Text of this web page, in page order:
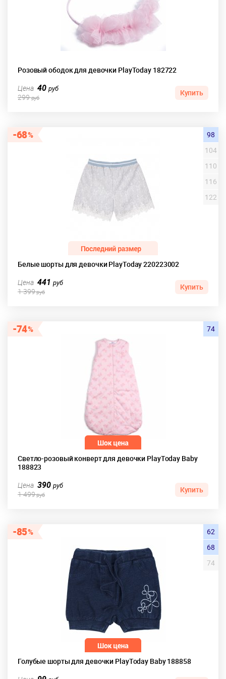
Розовый ободок для девочки PlayToday 182722
Цена 40руб
299руб
Купить
68
Белые шорты для девочки PlayToday 220223002
98
104
110
116
122
Цена 441руб
1 399руб
Купить
74
Светло-розовый конверт для девочки PlayToday Baby
188823
74
Цена 390руб
1 499руб
Купить
85
Голубые шорты для девочки PlayToday Baby 188858
62
68
74